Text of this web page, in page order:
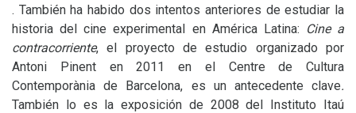
. También ha habido dos intentos anteriores de estudiar la
historia del cine experimental en América Latina: Cine a
contracorriente, el proyecto de estudio organizado por
Antoni Pinent en 2011 en el Centre de Cultura
Contemporània de Barcelona, es un antecedente clave.
También lo es la exposición de 2008 del Instituto Itaú